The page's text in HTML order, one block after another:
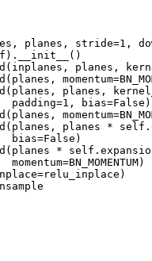
, planes , stride=1 ,
) . __init__ ( )
( inplanes , planes ,
( planes , momentum=
( planes , planes ,
padding
=1 , bias=False )
( planes , momentum=
( planes , planes * self .
bias
=False )
( planes * self .
momentum
=BN_MOMENTUM)
=relu_inplace )